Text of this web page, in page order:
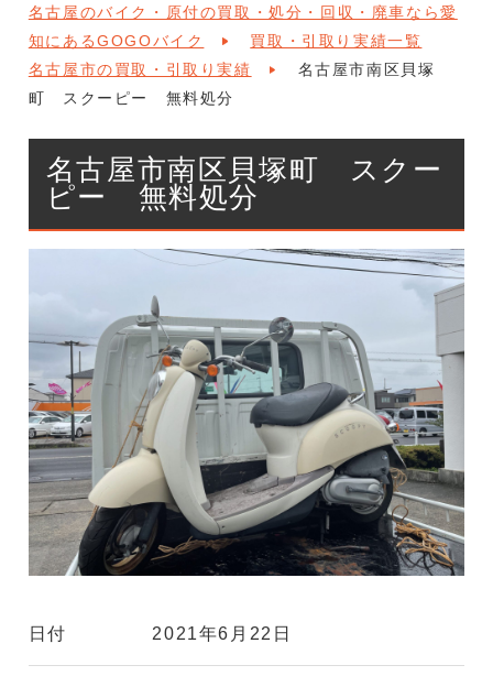
名古屋のバイク・原付の買取・処分・回収・廃車なら愛
知にあるGOGOバイク
買取・引取り実績一覧
名古屋市の買取・引取り実績
名古屋市南区貝塚
町 スクーピー 無料処分
名古屋市南区貝塚町 スクー
ピー 無料処分
日付 2021年6月22日